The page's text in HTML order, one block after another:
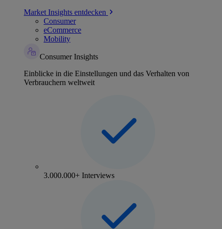
Market Insights entdecken
Consumer
eCommerce
Mobility
Consumer Insights
Einblicke in die Einstellungen und das Verhalten von
Verbrauchern weltweit
3.000.000+ Interviews